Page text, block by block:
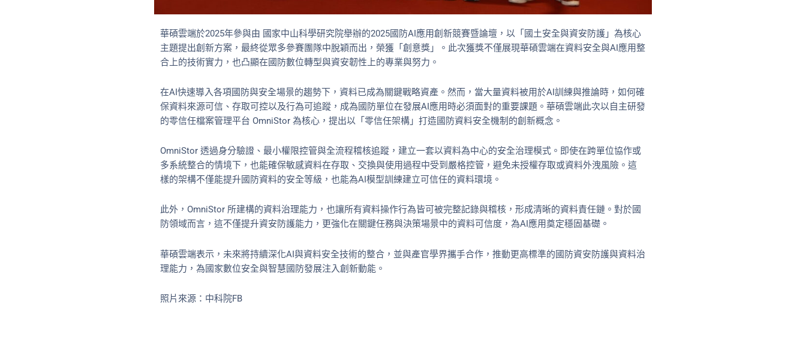
華碩雲端於2025年參與由 國家中山科學研究院舉辦的2025國防AI應用創新競賽暨論壇，以「國土安全與資安防護」為核心
主題提出創新方案，最終從眾多參賽團隊中脫穎而出，榮獲「創意獎」。此次獲獎不僅展現華碩雲端在資料安全與AI應用整
合上的技術實力，也凸顯在國防數位轉型與資安韌性上的專業與努力。
在AI快速導入各項國防與安全場景的趨勢下，資料已成為關鍵戰略資產。然而，當大量資料被用於AI訓練與推論時，如何確
保資料來源可信、存取可控以及行為可追蹤，成為國防單位在發展AI應用時必須面對的重要課題。華碩雲端此次以自主研發
的零信任檔案管理平台 OmniStor 為核心，提出以「零信任架構」打造國防資料安全機制的創新概念。
OmniStor 透過身分驗證、最小權限控管與全流程稽核追蹤，建立一套以資料為中心的安全治理模式。即使在跨單位協作或
多系統整合的情境下，也能確保敏感資料在存取、交換與使用過程中受到嚴格控管，避免未授權存取或資料外洩風險。這
樣的架構不僅能提升國防資料的安全等級，也能為AI模型訓練建立可信任的資料環境。
此外，OmniStor 所建構的資料治理能力，也讓所有資料操作行為皆可被完整記錄與稽核，形成清晰的資料責任鏈。對於國
防領域而言，這不僅提升資安防護能力，更強化在關鍵任務與決策場景中的資料可信度，為AI應用奠定穩固基礎。
華碩雲端表示，未來將持續深化AI與資料安全技術的整合，並與產官學界攜手合作，推動更高標準的國防資安防護與資料治
理能力，為國家數位安全與智慧國防發展注入創新動能。
照片來源：中科院FB